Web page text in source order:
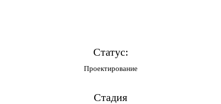
Статус:
Проектирование
Стадия